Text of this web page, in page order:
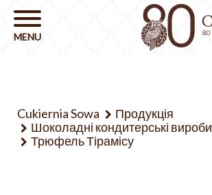
Cukiernia Sowa
Продукція
Шоколадні кондитерські вироби
Трюфель Тірамісу